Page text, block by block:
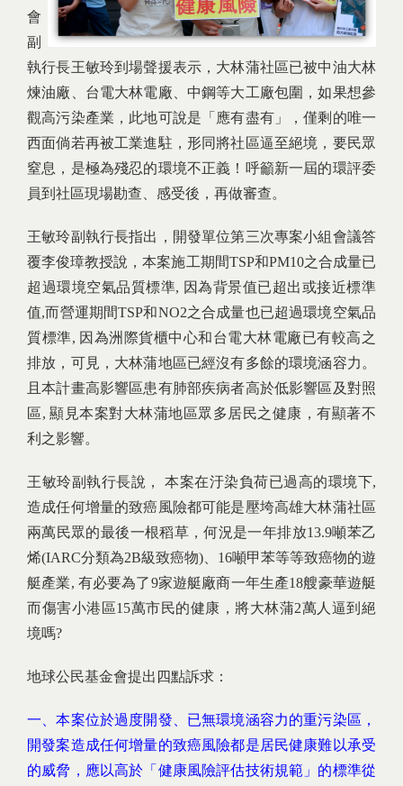
會
副
執行長王敏玲到場聲援表示，大林蒲社區已被中油大林
煉油廠、台電大林電廠、中鋼等大工廠包圍，如果想參
觀高污染產業，此地可說是「應有盡有」，僅剩的唯一
西面倘若再被工業進駐，形同將社區逼至絕境，要民眾
窒息，是極為殘忍的環境不正義！呼籲新一屆的環評委
員到社區現場勘查、感受後，再做審查。
王敏玲副執行長指出，開發單位第三次專案小組會議答
覆李俊璋教授說，本案施工期間TSP和PM10之合成量已
超過環境空氣品質標準, 因為背景值已超出或接近標準
值,而營運期間TSP和NO2之合成量也已超過環境空氣品
質標準, 因為洲際貨櫃中心和台電大林電廠已有較高之
排放，可見，大林蒲地區已經沒有多餘的環境涵容力。
且本計畫高影響區患有肺部疾病者高於低影響區及對照
區, 顯見本案對大林蒲地區眾多居民之健康，有顯著不
利之影響。
王敏玲副執行長說， 本案在汙染負荷已過高的環境下,
造成任何增量的致癌風險都可能是壓垮高雄大林蒲社區
兩萬民眾的最後一根稻草，何況是一年排放13.9噸苯乙
烯(IARC分類為2B級致癌物)、16噸甲苯等等致癌物的遊
艇產業, 有必要為了9家遊艇廠商一年生產18艘豪華遊艇
而傷害小港區15萬市民的健康，將大林蒲2萬人逼到絕
境嗎?
地球公民基金會提出四點訴求：
一、本案位於過度開發、已無環境涵容力的重污染區，
開發案造成任何增量的致癌風險都是居民健康難以承受
的威脅，應以高於「健康風險評估技術規範」的標準從